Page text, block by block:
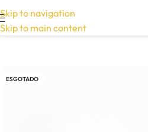
Skip to navigation
Skip to main content
ESGOTADO